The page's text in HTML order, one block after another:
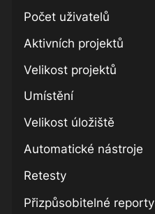
Počet uživatelů
Aktivních projektů
Velikost projektů
Umístění
Velikost úložiště
Automatické nástroje
Retesty
Přizpůsobitelné reporty